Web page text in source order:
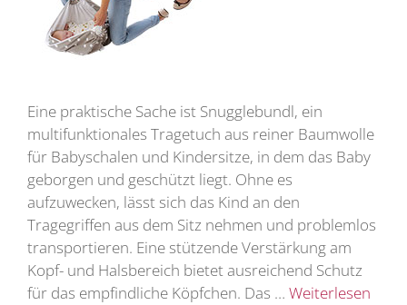
Eine praktische Sache ist Snugglebundl, ein
multifunktionales Tragetuch aus reiner Baumwolle
für Babyschalen und Kindersitze, in dem das Baby
geborgen und geschützt liegt. Ohne es
aufzuwecken, lässt sich das Kind an den
Tragegriffen aus dem Sitz nehmen und problemlos
transportieren. Eine stützende Verstärkung am
Kopf- und Halsbereich bietet ausreichend Schutz
für das empfindliche Köpfchen. Das … Weiterlesen